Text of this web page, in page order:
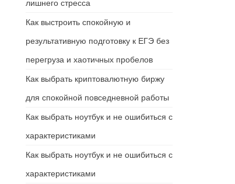
лишнего стресса
Как выстроить спокойную и
результативную подготовку к ЕГЭ без
перегруза и хаотичных пробелов
Как выбрать криптовалютную биржу
для спокойной повседневной работы
Как выбрать ноутбук и не ошибиться с
характеристиками
Как выбрать ноутбук и не ошибиться с
характеристиками